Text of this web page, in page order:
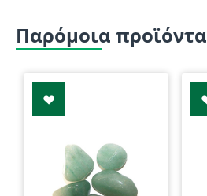
Παρόμοια προϊόντα